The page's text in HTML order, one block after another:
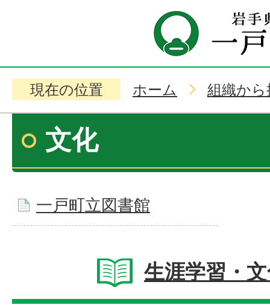
現在の位置 ホーム 組織か
文化
一戸町立図書館
生涯学習・